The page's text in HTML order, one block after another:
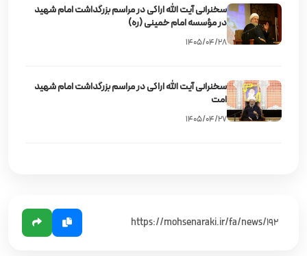
سخنرانی آیت‌ الله اراکی در مراسم بزرگداشت امام شهید
در مؤسسه امام خمینی (ره)
۱۴۰۵/۰۴/۲۸
سخنرانی آیت‌ الله اراکی در مراسم بزرگداشت امام شهید
امت
۱۴۰۵/۰۴/۲۷